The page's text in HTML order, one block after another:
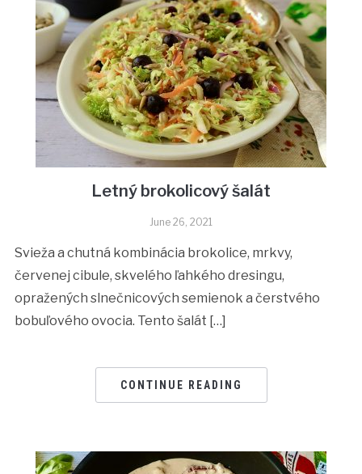
Letný brokolicový šalát
June 26, 2021
Svieža a chutná kombinácia brokolice, mrkvy,
červenej cibule, skvelého ľahkého dresingu,
opražených slnečnicových semienok a čerstvého
bobuľového ovocia. Tento šalát […]
CONTINUE READING